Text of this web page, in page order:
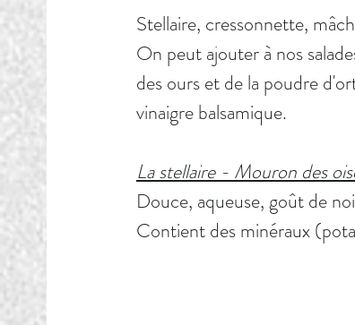
Stellaire, cressonnette,
On peut ajouter à nos
des ours et de la poudre
vinaigre balsamique.
La stellaire - Mouron des
Douce, aqueuse, goût de
Contient des minéraux